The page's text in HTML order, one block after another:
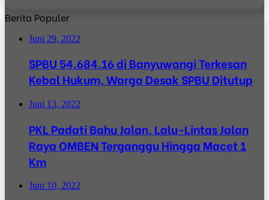
Berita Populer
Juni 29, 2022
SPBU 54.684.16 di Banyuwangi Terkesan
Kebal Hukum, Warga Desak SPBU Ditutup
Juni 13, 2022
PKL Padati Bahu Jalan, Lalu-Lintas Jalan
Raya OMBEN Terganggu Hingga Macet 1
Km
Juni 10, 2022